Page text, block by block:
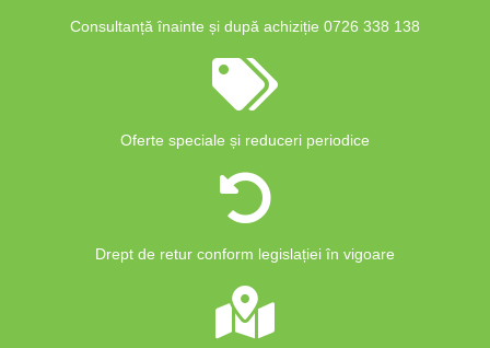
Consultanță înainte și după achiziție 0726 338 138
Oferte speciale și reduceri periodice
Drept de retur conform legislației în vigoare